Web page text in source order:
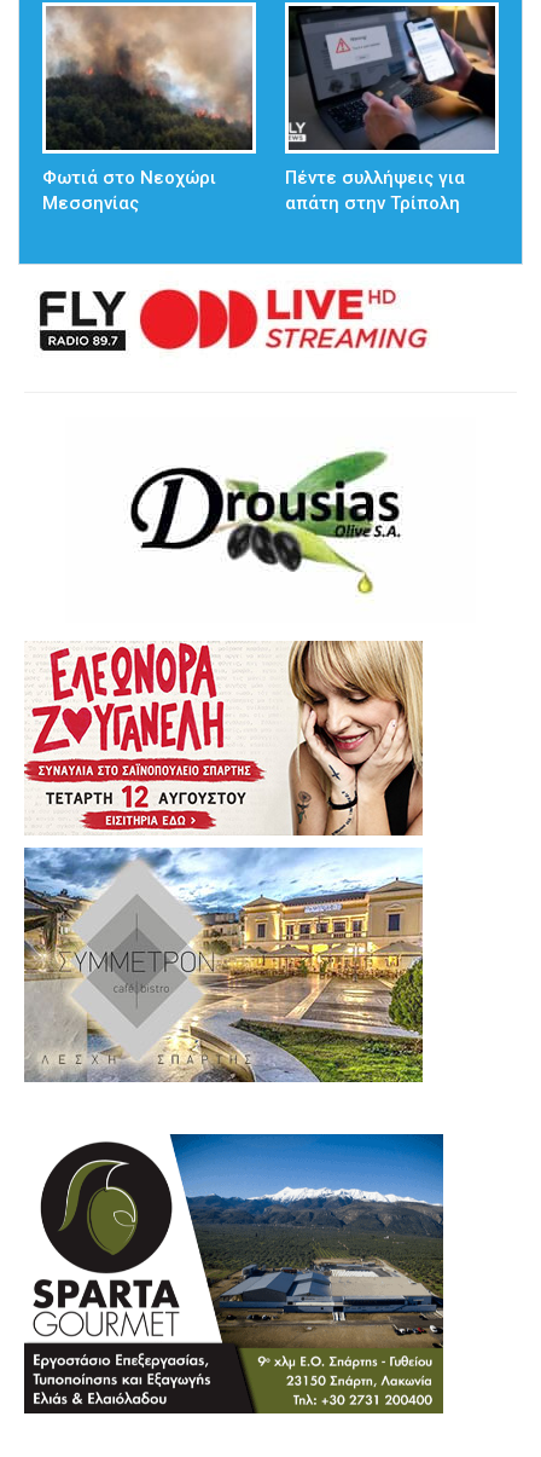
Φωτιά στο Νεοχώρι
Μεσσηνίας
Πέντε συλλήψεις για
απάτη στην Τρίπολη